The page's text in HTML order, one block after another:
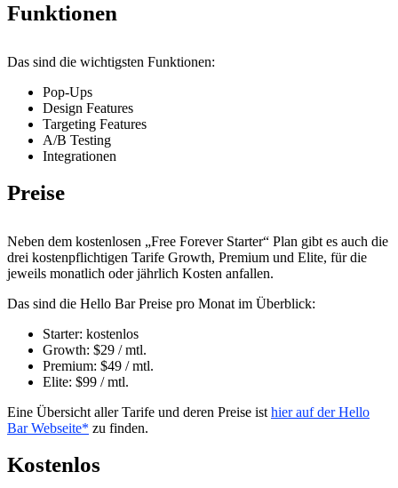
Funktionen
Das sind die wichtigsten Funktionen:
Pop-Ups
Design Features
Targeting Features
A/B Testing
Integrationen
Preise
Neben dem kostenlosen „Free Forever Starter“ Plan gibt es auch die
drei kostenpflichtigen Tarife Growth, Premium und Elite, für die
jeweils monatlich oder jährlich Kosten anfallen.
Das sind die Hello Bar Preise pro Monat im Überblick:
Starter: kostenlos
Growth: $29 / mtl.
Premium: $49 / mtl.
Elite: $99 / mtl.
Eine Übersicht aller Tarife und deren Preise ist hier auf der Hello
Bar Webseite
zu finden.
Kostenlos